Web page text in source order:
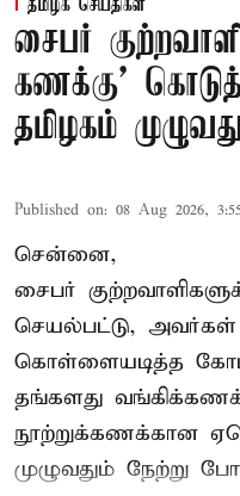
தமிழக செய்திகள்
சைபர்
கணக்கு’
தமிழகம்
Published on: 08 Aug 2026,
சென்னை,
சைபர்
செயல்பட்டு,
கொள்ளையடித்த
தங்களது
நூற்றுக்கணக்கான
முழுவதும் நேற்று